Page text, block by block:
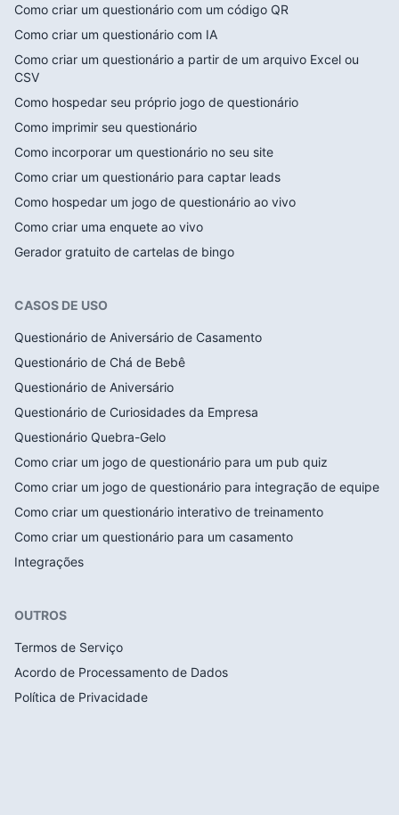
Como criar um questionário com um código QR
Como criar um questionário com IA
Como criar um questionário a partir de um arquivo Excel ou
CSV
Como hospedar seu próprio jogo de questionário
Como imprimir seu questionário
Como incorporar um questionário no seu site
Como criar um questionário para captar leads
Como hospedar um jogo de questionário ao vivo
Como criar uma enquete ao vivo
Gerador gratuito de cartelas de bingo
CASOS DE USO
Questionário de Aniversário de Casamento
Questionário de Chá de Bebê
Questionário de Aniversário
Questionário de Curiosidades da Empresa
Questionário Quebra-Gelo
Como criar um jogo de questionário para um pub quiz
Como criar um jogo de questionário para integração de equipe
Como criar um questionário interativo de treinamento
Como criar um questionário para um casamento
Integrações
OUTROS
Termos de Serviço
Acordo de Processamento de Dados
Política de Privacidade